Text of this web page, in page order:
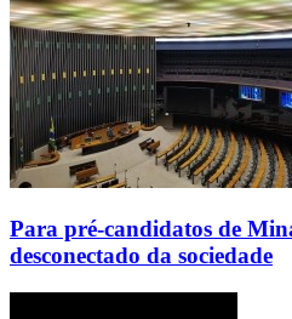
Para pré-candidatos de
desconectado da sociedade